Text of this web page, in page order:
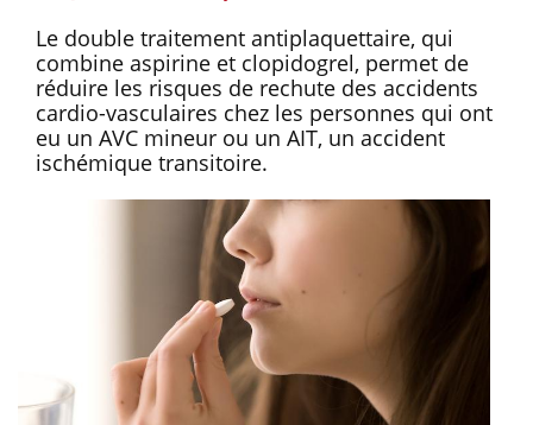
Le double traitement antiplaquettaire, qui
combine aspirine et clopidogrel, permet de
réduire les risques de rechute des accidents
cardio-vasculaires chez les personnes qui ont
eu un AVC mineur ou un AIT, un accident
ischémique transitoire.